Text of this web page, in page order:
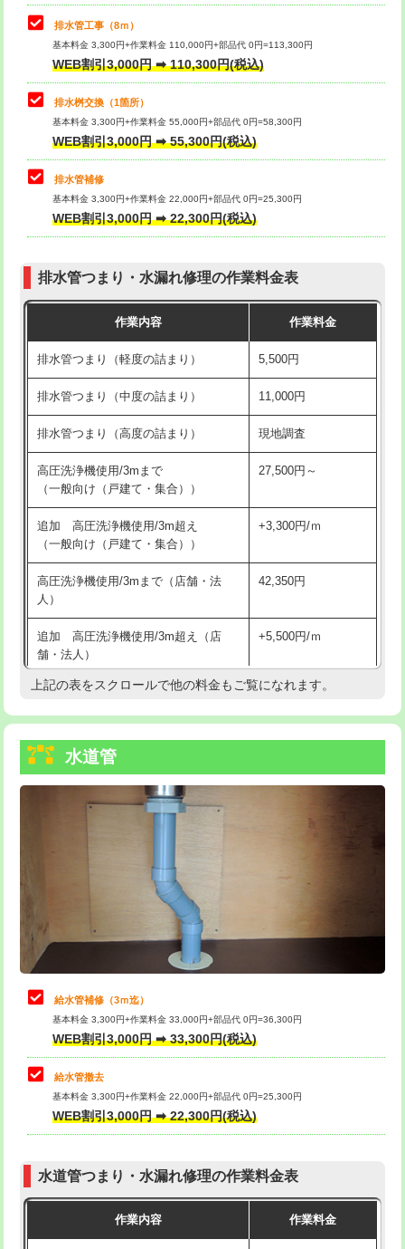
マス交換（深さ50㎝未満）
マス交換（深さ50㎝以上） 66,000円
コンクリート斫り（厚さ10㎝まで）
コンクリート斫り（厚さ10㎝超え）
モルタル補修（厚さ10㎝まで）
モルタル補修（厚さ10㎝超え）
追加人工 16,500円
現場見積
※給水管工事は20mmまでの価格です。
その他部品の脱着
交換・取付（タンク） 22,000円+材料費
交換・取付(単水栓（壁付・デッキ
式）)
交換・取付(混合水栓（壁付・デッキ
式・ワンホール）)
16,500円+材料費
交換・取付(排水栓・排水トラップ
交換・取付（その他部品） 11,000円+材料費
持込商品取付（単水栓） 13,200円
持込商品取付（混合水栓） 16,500円
持込商品取付（浄水器・分岐水栓） 16,500円
給水管工事※（ホール加工) 16,500円
給水管工事※（バンド止め) 3,300円
給水管工事※（支持金具設置)
給水管工事※（保温材使用（バンド止
め込み）)
5,500円
給水管工事※（土の掘削・埋め戻し作
業)
11,000円
給水管工事※（塩ビ管（VP・HI）使
用/3ｍまで)
33,000円
給水管工事※（塩ビ管（VP・HI）使
+8,800円
給水管工事※（ライニング鋼管・銅
管・ポリ管・HT管使用/3ｍまで)
給水管工事※（ライニング鋼管・銅
管・ポリ管・HT管使用/3ｍ超え)
排水管工事（土の掘削・埋め戻し作
11,000円~
排水管工事（排水管工事/3ｍまで） 55,000円
排水管工事（追加 排水管工事/3ｍ超
マス交換（土の掘削・埋め戻し作業）
マス交換（深さ50㎝未満）
マス交換（深さ50㎝以上）
コンクリート斫り（厚さ10㎝まで）
モルタル補修（厚さ10㎝超え） 38,500円
排水管工事（8ｍ）
基本料金 3,300円+作業料金 110,000円+部品代 0円=113,300円
WEB割引3,000円 ➡ 110,300円(税込)
排水桝交換（1箇所）
基本料金 3,300円+作業料金 55,000円+部品代 0円=58,300円
WEB割引3,000円 ➡ 55,300円(税込)
排水管補修
基本料金 3,300円+作業料金 22,000円+部品代 0円=25,300円
WEB割引3,000円 ➡ 22,300円(税込)
排水管つまり・水漏れ修理の作業料金表
作業内容 作業料金
排水管つまり（軽度の詰まり） 5,500円
排水管つまり（中度の詰まり） 11,000円
排水管つまり（高度の詰まり） 現地調査
高圧洗浄機使用/3mまで
（一般向け（戸建て・集合））
27,500円～
追加 高圧洗浄機使用/3m超え
（一般向け（戸建て・集合））
+3,300円/ｍ
高圧洗浄機使用/3mまで（店舗・法
人）
42,350円
追加 高圧洗浄機使用/3m超え（店
舗・法人）
+5,500円/ｍ
高度高圧洗浄換 現地調査
トーラー機使用/3mまで
追加トーラー機使用/3m超え
33,000円
8,800円
止水・漏水調査・防水処理・清掃・修
理・調整・分解・加工など（軽作業）
11,000円
止水・漏水調査・防水処理・清掃・修
理・調整・分解・加工など（中作業）
止水・漏水調査・防水処理・清掃・修
理・調整・分解・加工など（重作業）
33,000円
その他部品の脱着
交換・取付（タンク）
式）)
式・ワンホール）)
上記の表をスクロールで他の料金もご覧になれます。
水道管
給水管補修（3ｍ迄）
基本料金 3,300円+作業料金 33,000円+部品代 0円=36,300円
WEB割引3,000円 ➡ 33,300円(税込)
給水管撤去
基本料金 3,300円+作業料金 22,000円+部品代 0円=25,300円
WEB割引3,000円 ➡ 22,300円(税込)
水道管つまり・水漏れ修理の作業料金表
作業内容 作業料金